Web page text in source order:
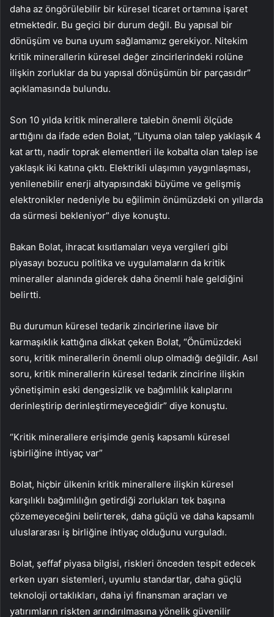
daha az öngörülebilir bir küresel ticaret ortamına işaret
etmektedir. Bu geçici bir durum değil. Bu yapısal bir
dönüşüm ve buna uyum sağlamamız gerekiyor. Nitekim
kritik minerallerin küresel değer zincirlerindeki rolüne
ilişkin zorluklar da bu yapısal dönüşümün bir parçasıdır”
açıklamasında bulundu.
Son 10 yılda kritik minerallere talebin önemli ölçüde
arttığını da ifade eden Bolat, “Lityuma olan talep yaklaşık 4
kat arttı, nadir toprak elementleri ile kobalta olan talep ise
yaklaşık iki katına çıktı. Elektrikli ulaşımın yaygınlaşması,
yenilenebilir enerji altyapısındaki büyüme ve gelişmiş
elektronikler nedeniyle bu eğilimin önümüzdeki on yıllarda
da sürmesi bekleniyor” diye konuştu.
Bakan Bolat, ihracat kısıtlamaları veya vergileri gibi
piyasayı bozucu politika ve uygulamaların da kritik
mineraller alanında giderek daha önemli hale geldiğini
belirtti.
Bu durumun küresel tedarik zincirlerine ilave bir
karmaşıklık kattığına dikkat çeken Bolat, “Önümüzdeki
soru, kritik minerallerin önemli olup olmadığı değildir. Asıl
soru, kritik minerallerin küresel tedarik zincirine ilişkin
yönetişimin eski dengesizlik ve bağımlılık kalıplarını
derinleştirip derinleştirmeyeceğidir” diye konuştu.
“Kritik minerallere erişimde geniş kapsamlı küresel
işbirliğine ihtiyaç var”
Bolat, hiçbir ülkenin kritik minerallere ilişkin küresel
karşılıklı bağımlılığın getirdiği zorlukları tek başına
çözemeyeceğini belirterek, daha güçlü ve daha kapsamlı
uluslararası iş birliğine ihtiyaç olduğunu vurguladı.
Bolat, şeffaf piyasa bilgisi, riskleri önceden tespit edecek
erken uyarı sistemleri, uyumlu standartlar, daha güçlü
teknoloji ortaklıkları, daha iyi finansman araçları ve
yatırımların riskten arındırılmasına yönelik güvenilir